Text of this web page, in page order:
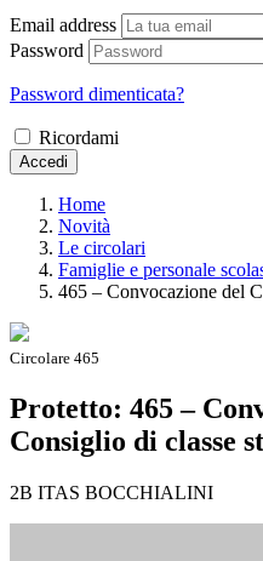
Email address
Password
Password dimenticata?
Ricordami
Accedi
Home
Novità
Le circolari
Famiglie e personale
465 – Convocazione del
Circolare 465
Protetto: 465 –
Consiglio di classe
2B ITAS BOCCHIALINI